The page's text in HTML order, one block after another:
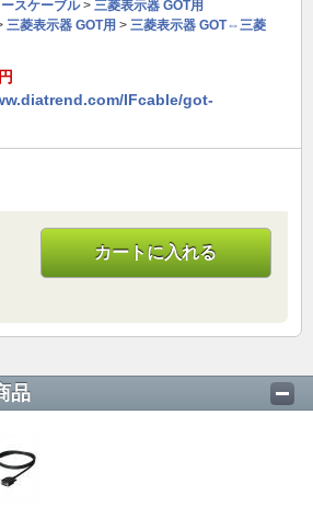
スケーブル> 三菱表示器 GOT用
三菱表示器 GOT用 > 三菱表示器 GOT⇔三菱
円
IFcable/got-
カートに入れる
品